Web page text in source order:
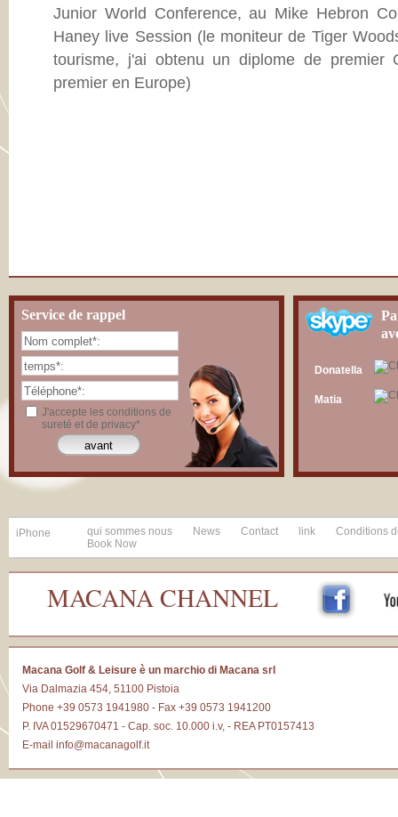
Junior World Conference, au Mike Hebron
Haney live Session (le moniteur de Tiger
tourisme, j'ai obtenu un diplome de premier
premier en Europe)
Service de rappel
J'accepte les conditions de
sureté et de privacy*
Donatella
Matia
iPhone qui sommes nous News Contact link
Conditions
Book Now
MACANA CHANNEL
Macana Golf & Leisure è un marchio di Macana srl
Via Dalmazia 454, 51100 Pistoia
Phone +39 0573 1941980 - Fax +39 0573 1941200
P. IVA 01529670471 - Cap. soc. 10.000 i.v, - REA PT0157413
E-mail info@macanagolf.it